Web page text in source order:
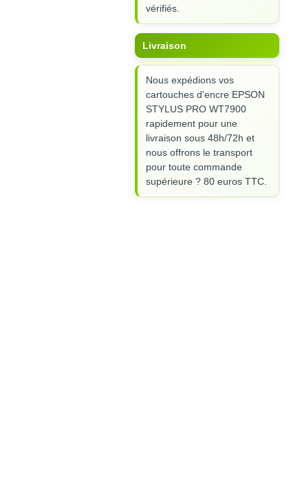
vérifiés.
Livraison
Nous expédions vos
cartouches d'encre EPSON
STYLUS PRO WT7900
rapidement pour une
livraison sous 48h/72h et
nous offrons le transport
pour toute commande
supérieure ? 80 euros TTC.